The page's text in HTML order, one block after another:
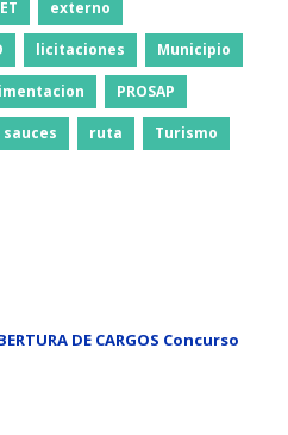
externo
licitaciones Municipio
PROSAP
ruta Turismo
DE CARGOS Concurso